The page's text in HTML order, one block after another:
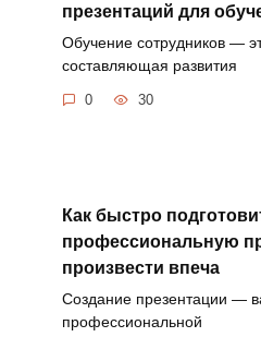
презентаций для
Обучение сотрудников —
составляющая развития
0 30
Как быстро
профессиональную
произвести впеча
Создание презентации —
профессиональной